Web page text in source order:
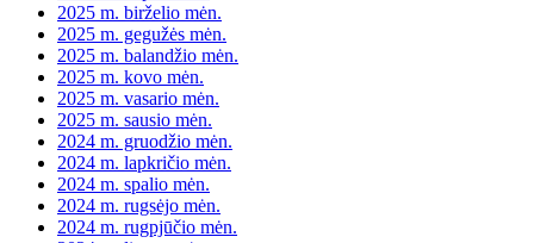
2025 m. birželio mėn.
2025 m. gegužės mėn.
2025 m. balandžio mėn.
2025 m. kovo mėn.
2025 m. vasario mėn.
2025 m. sausio mėn.
2024 m. gruodžio mėn.
2024 m. lapkričio mėn.
2024 m. spalio mėn.
2024 m. rugsėjo mėn.
2024 m. rugpjūčio mėn.